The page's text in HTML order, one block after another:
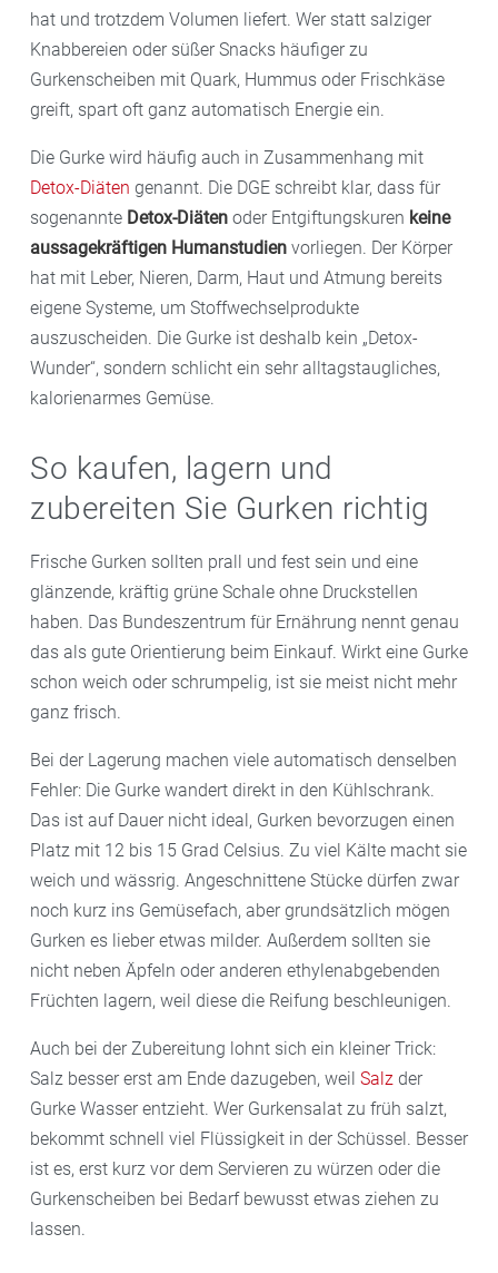
hat und trotzdem Volumen liefert. Wer statt salziger
Knabbereien oder süßer Snacks häufiger zu
Gurkenscheiben mit Quark, Hummus oder Frischkäse
greift, spart oft ganz automatisch Energie ein.
Die Gurke wird häufig auch in Zusammenhang mit
Detox-Diäten genannt. Die DGE schreibt klar, dass für
sogenannte Detox-Diäten oder Entgiftungskuren keine
aussagekräftigen Humanstudien vorliegen. Der Körper
hat mit Leber, Nieren, Darm, Haut und Atmung bereits
eigene Systeme, um Stoffwechselprodukte
auszuscheiden. Die Gurke ist deshalb kein „Detox-
Wunder“, sondern schlicht ein sehr alltagstaugliches,
kalorienarmes Gemüse.
So kaufen, lagern und
zubereiten Sie Gurken richtig
Frische Gurken sollten prall und fest sein und eine
glänzende, kräftig grüne Schale ohne Druckstellen
haben. Das Bundeszentrum für Ernährung nennt genau
das als gute Orientierung beim Einkauf. Wirkt eine Gurke
schon weich oder schrumpelig, ist sie meist nicht mehr
ganz frisch.
Bei der Lagerung machen viele automatisch denselben
Fehler: Die Gurke wandert direkt in den Kühlschrank.
Das ist auf Dauer nicht ideal, Gurken bevorzugen einen
Platz mit 12 bis 15 Grad Celsius. Zu viel Kälte macht sie
weich und wässrig. Angeschnittene Stücke dürfen zwar
noch kurz ins Gemüsefach, aber grundsätzlich mögen
Gurken es lieber etwas milder. Außerdem sollten sie
nicht neben Äpfeln oder anderen ethylenabgebenden
Früchten lagern, weil diese die Reifung beschleunigen.
Auch bei der Zubereitung lohnt sich ein kleiner Trick:
Salz besser erst am Ende dazugeben, weil Salz der
Gurke Wasser entzieht. Wer Gurkensalat zu früh salzt,
bekommt schnell viel Flüssigkeit in der Schüssel. Besser
ist es, erst kurz vor dem Servieren zu würzen oder die
Gurkenscheiben bei Bedarf bewusst etwas ziehen zu
lassen.